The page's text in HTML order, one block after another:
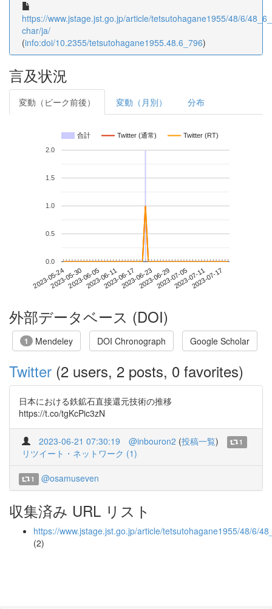
https://www.jstage.jst.go.jp/article/tetsutohagane1955/48/6/
char/ja/
(info:doi/10.2355/tetsutohagane1955.48.6_796)
言及状況
変動（ピーク前後） 変動（月別） 分布
合計 Twitter (通常) Twitter (RT)
2023-05-242023-05-302023-06-052023-06-112023-06-172023-06-232023-06-292023-07-052023-07-112023-07-17
0.0
0.5
1.0
1.5
2.0
外部データベース (DOI)
1 Mendeley DOI Chronograph Google Scholar
Twitter (2 users, 2 posts, 0 favorites)
日本における鉄鉱石直接還元技術の推移
https://t.co/tgKcPic3zN
2023-06-21 07:30:19 @inbouron2 (投稿一覧) 1
リツイート・ネットワーク (1)
1 @osamuseven
収集済み URL リスト
https://www.jstage.jst.go.jp/article/tetsutohagane1955/48/6/
(2)